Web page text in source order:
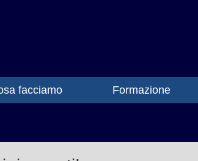
facciamo Formazione